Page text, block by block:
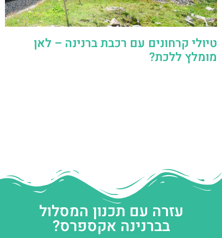
טיולי קרחונים עם רכבת ברנינה – לאן
מומלץ ללכת?
עזרה עם תכנון המסלול
בברנינה אקספרס?